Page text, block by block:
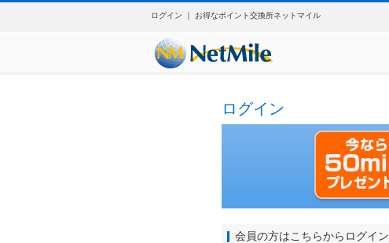
ログイン ｜ お得なポイント交換所ネットマイル
ログイン
会員の方はこちらからログイン